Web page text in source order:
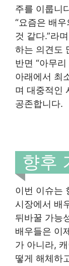
주를 이룹니
“요즘은 배
것 같다.”라
하는 의견도
반면 “아무
아래에서 최
며 대중적인
공존합니다.
향후
이번 이슈는
시장에서 배
뒤바꿀 가능
배우들은 이
가 아니라,
떻게 해체하